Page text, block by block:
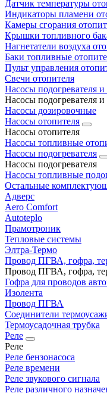
Датчик температуры
Индикаторы пламени
Камеры сгорания
Крышки топливного
Нагнетатели воздуха
Баки топливные
Пульт управления
Свечи отопителя
Насосы подогревателя и
Насосы подогревателя и
Насосы дозировочные
Насосы отопителя
Насосы отопителя
Насосы топливные
Насосы подогревателя
Насосы подогревателя
Насосы топливные
Остальные
Адверс
Aero Comfort
Autoteplo
Прамотроник
Тепловые системы
Элтра-Термо
Провод ПГВА, гофра,
Провод ПГВА, гофра,
Гофра для проводов
Изолента
Провод ПГВА
Соединители
Термоусадочная трубка
Реле
Реле
Реле бензонасоса
Реле времени
Реле звукового сигнала
Реле различного